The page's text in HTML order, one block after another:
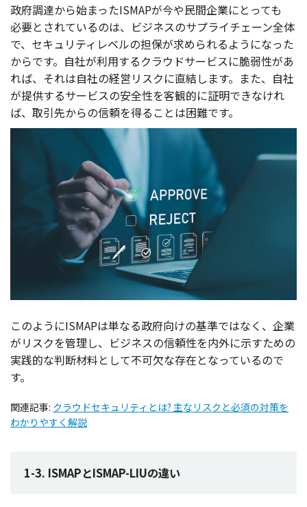
政府調達から始まったISMAPが今や民間企業にとっても
必要とされているのは、 ビジネスのサプライチェーン全体
で、 セキュリティレベルの担保が求められるようになった
からです。 自社が利用するクラウドサービスに脆弱性があ
れば、それは自社の経営リスクに直結します。また、 自社
が提供するサービスの安全性を客観的に証明できなけれ
ば、 取引先からの信頼を得ることは困難です。
このようにISMAPは単なる政府向けの基準ではなく、 企業
がリスクを管理し、 ビジネスの信頼性を内外に示すための
実践的な判断材料として不可欠な存在となっているので
す。
関連記事: クラウドセキュリティとは? 主なリスクと必須の対策を
わかりやすく解説
1-3. ISMAPとISMAP-LIUの違い